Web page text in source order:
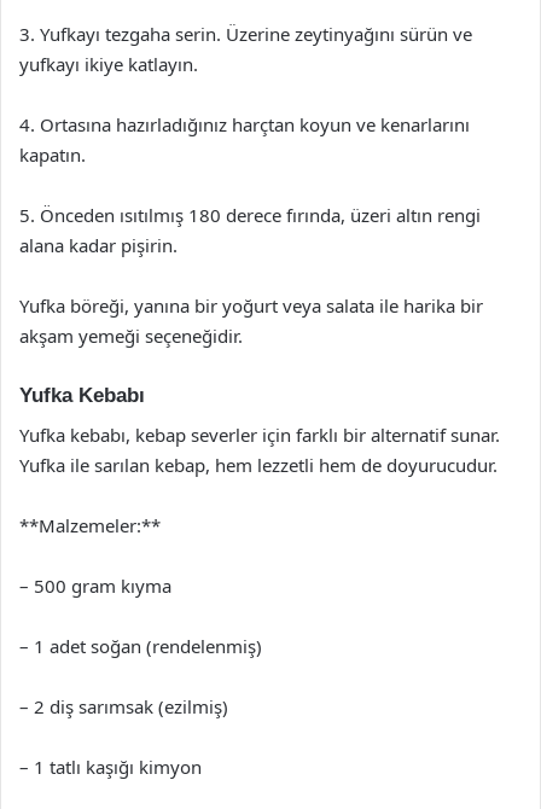
3. Yufkayı tezgaha serin. Üzerine zeytinyağını sürün ve
yufkayı ikiye katlayın.
4. Ortasına hazırladığınız harçtan koyun ve kenarlarını
kapatın.
5. Önceden ısıtılmış 180 derece fırında, üzeri altın rengi
alana kadar pişirin.
Yufka böreği, yanına bir yoğurt veya salata ile harika bir
akşam yemeği seçeneğidir.
Yufka Kebabı
Yufka kebabı, kebap severler için farklı bir alternatif sunar.
Yufka ile sarılan kebap, hem lezzetli hem de doyurucudur.
**Malzemeler:**
– 500 gram kıyma
– 1 adet soğan (rendelenmiş)
– 2 diş sarımsak (ezilmiş)
– 1 tatlı kaşığı kimyon